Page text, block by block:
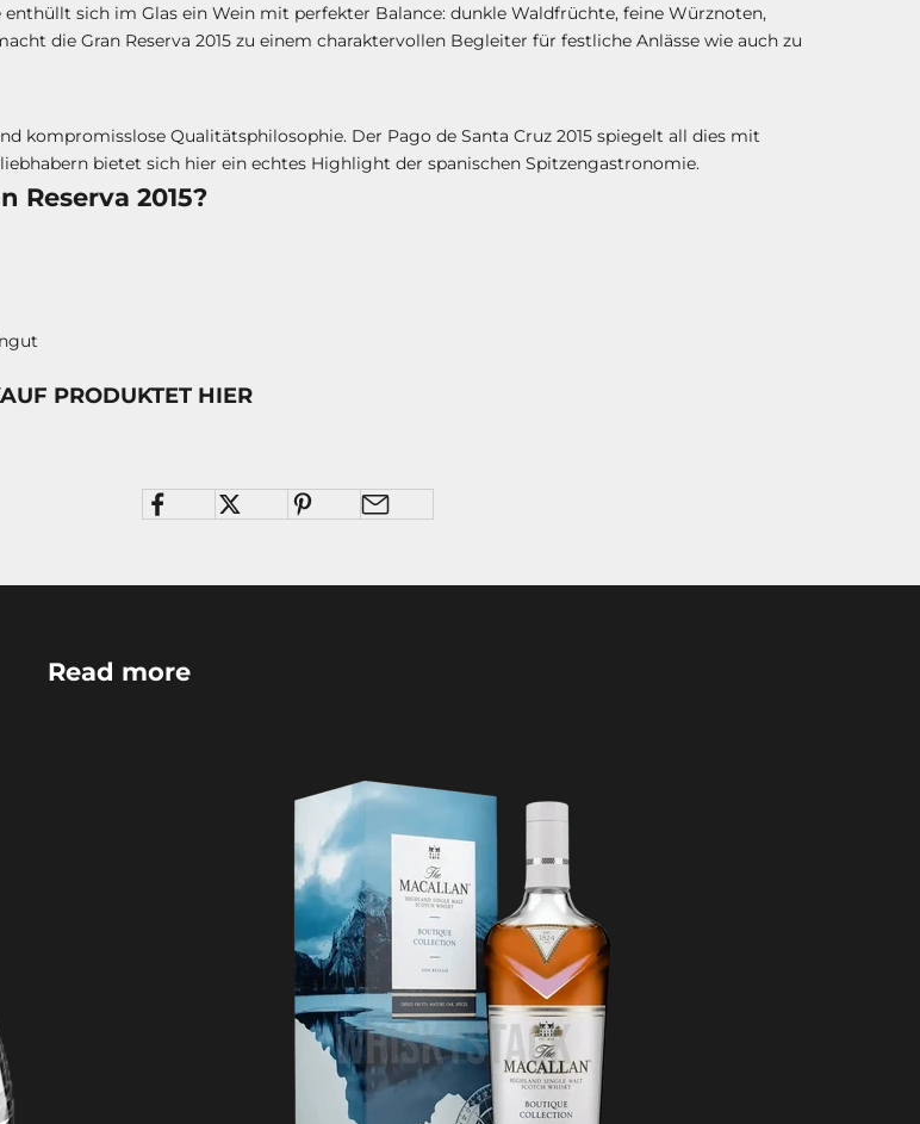
sich im Glas ein Wein mit perfekter Balance: dunkle Waldfrüchte, feine Würznoten,
die Gran Reserva 2015 zu einem charaktervollen Begleiter für festliche Anlässe wie auch zu
kompromisslose Qualitätsphilosophie. Der Pago de Santa Cruz 2015 spiegelt all dies mit
bietet sich hier ein echtes Highlight der spanischen Spitzengastronomie.
Reserva 2015?
PRODUKTET HIER
Read more